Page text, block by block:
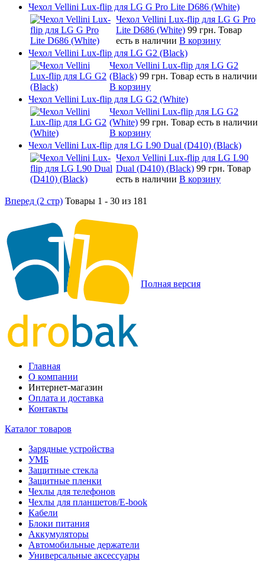
Чехол Vellini Lux-flip для LG G Pro Lite D686 (White)
Чехол Vellini Lux-flip для LG G Pro
Lite D686 (White) 99 грн. Товар
есть в наличии В корзину
Чехол Vellini Lux-flip для LG G2 (Black)
Чехол Vellini Lux-flip для LG G2
(Black) 99 грн. Товар есть в наличии
В корзину
Чехол Vellini Lux-flip для LG G2 (White)
Чехол Vellini Lux-flip для LG G2
(White) 99 грн. Товар есть в наличии
В корзину
Чехол Vellini Lux-flip для LG L90 Dual (D410) (Black)
Чехол Vellini Lux-flip для LG L90
Dual (D410) (Black) 99 грн. Товар
есть в наличии В корзину
Вперед (2 стр) Товары 1 - 30 из 181
Полная версия
Главная
О компании
Интернет-магазин
Оплата и доставка
Контакты
Каталог товаров
Зарядные устройства
УМБ
Защитные стекла
Защитные пленки
Чехлы для телефонов
Чехлы для планшетов/E-book
Кабели
Блоки питания
Аккумуляторы
Автомобильные держатели
Универсальные аксессуары